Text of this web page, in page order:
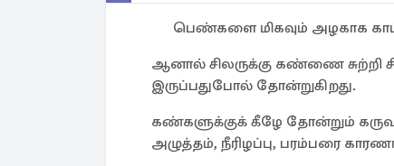
பெண்களை மிகவும் அழகாக
ஆனால் சிலருக்கு கண்ணை சுற்றி
இருப்பதுபோல் தோன்றுகிறது.
கண்களுக்குக் கீழே தோன்றும்
அழுத்தம், நீரிழப்பு, பரம்பரை